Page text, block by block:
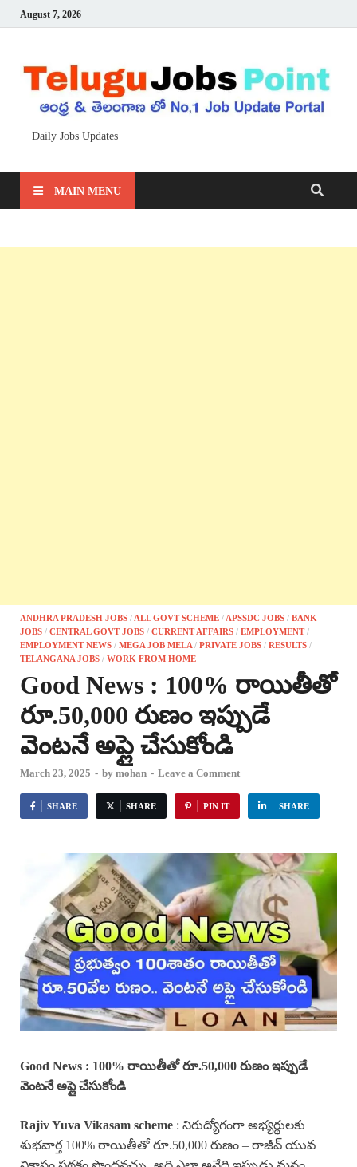
August 7, 2026
Daily Jobs Updates
MAIN MENU
ANDHRA PRADESH JOBS / ALL GOVT SCHEME / APSSDC JOBS / BANK
JOBS / CENTRAL GOVT JOBS / CURRENT AFFAIRS / EMPLOYMENT/
EMPLOYMENT NEWS / MEGA JOB MELA / PRIVATE JOBS / RESULTS /
TELANGANA JOBS / WORK FROM HOME
Good News : 100% రాయితీతో
రూ.50,000 రుణం ఇప్పుడే
వెంటనే అప్లై చేసుకోండి
March 23, 2025 - by mohan - Leave a Comment
SHARE SHARE PIN IT SHARE
Good News : 100% రాయితీతో రూ.50,000 రుణం ఇప్పుడే
వెంటనే అప్లై చేసుకోండి
Rajiv Yuva Vikasam scheme : నిరుద్యోగంగా అభ్యర్థులకు
శుభవార్త 100% రాయితీతో రూ.50,000 రుణం – రాజీవ్ యువ